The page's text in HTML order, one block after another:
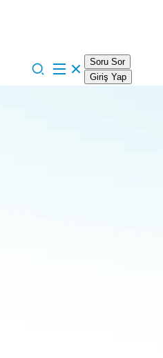
Soru Sor
Giriş Yap